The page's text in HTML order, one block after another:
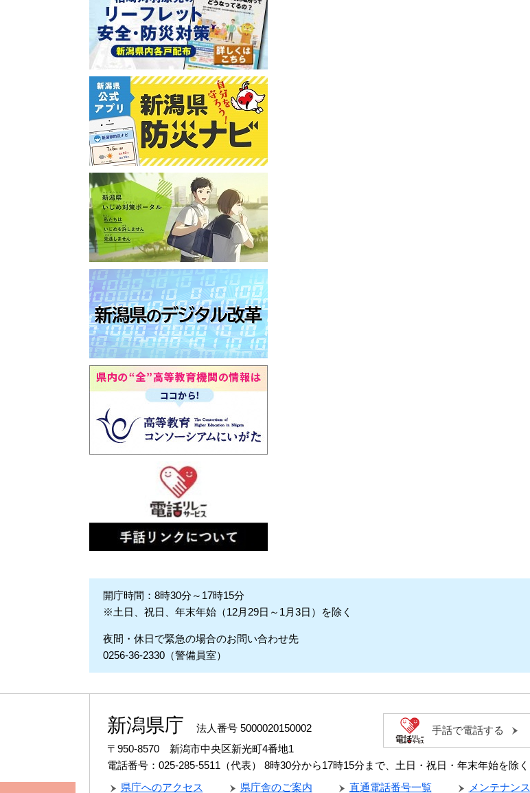
開庁時間：8時30分～17時15分
※土日、祝日、年末年始（12月29日～1月3日）を除く
夜間・休日で緊急の場合のお問い合わせ先
0256-36-2330（警備員室）
新潟県庁
法人番号 5000020150002
〒950-8570 新潟市中央区新光町4番地1
電話番号：025-285-5511（代表）
8時30分から17時15分まで、土日・祝日・年末年始を除く
手話で電話する
県庁へのアクセス 県庁舎のご案内 直通電話番号一覧 メンテナンス